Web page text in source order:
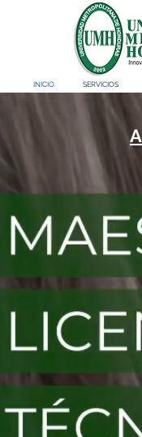
INICIO SERVICIOS